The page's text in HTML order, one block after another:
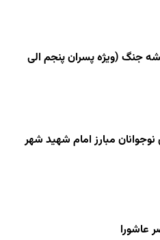
جنگ (ویژه پسران پنجم الی
مبارز امام شهید شهر
عاشورا